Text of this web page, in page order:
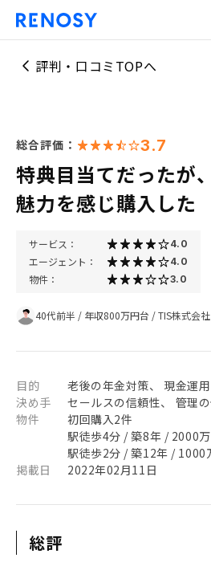
評判・口コミTOPへ
総合評価： 3.7
特典目当てだったが
魅力を感じ購入した
サービス： 4.0
エージェント： 4.0
物件： 3.0
40代前半 / 年収800万円台 /TIS株式会社
目的
老後の年金対策、 現金運用
決め手
セールスの信頼性、 管理
物件
初回購入2件
駅徒歩4分 / 築8年 / 2000
駅徒歩2分 / 築12年 / 1000
掲載日
2022年02月11日
総評